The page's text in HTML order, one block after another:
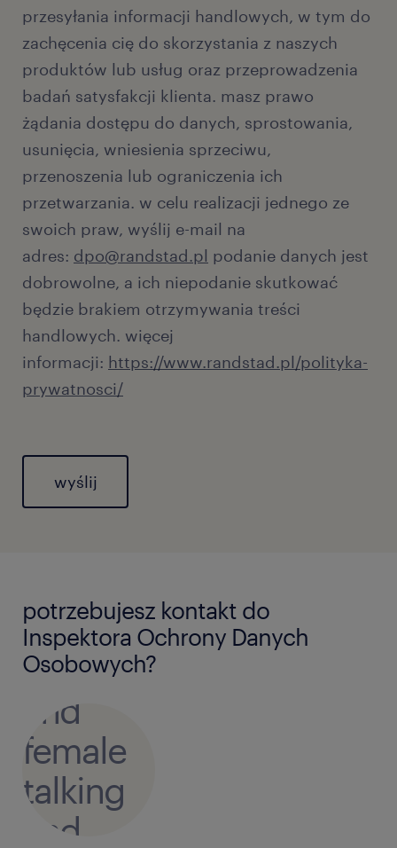
przesyłania informacji handlowych, w tym do
zachęcenia cię do skorzystania z naszych
produktów lub usług oraz przeprowadzenia
badań satysfakcji klienta. masz prawo
żądania dostępu do danych, sprostowania,
usunięcia, wniesienia sprzeciwu,
przenoszenia lub ograniczenia ich
przetwarzania. w celu realizacji jednego ze
swoich praw, wyślij e-mail na
adres: dpo@randstad.pl podanie danych jest
dobrowolne, a ich niepodanie skutkować
będzie brakiem otrzymywania treści
handlowych. więcej
informacji: https://www.randstad.pl/polityka-
prywatnosci/
potrzebujesz kontakt do
Inspektora Ochrony Danych
Osobowych?